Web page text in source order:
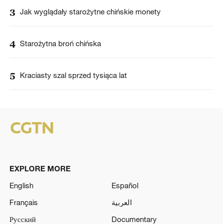
3 Jak wyglądały starożytne chińskie monety
4 Starożytna broń chińska
5 Kraciasty szal sprzed tysiąca lat
EXPLORE MORE
English
Español
Français
العربية
Русский
Documentary